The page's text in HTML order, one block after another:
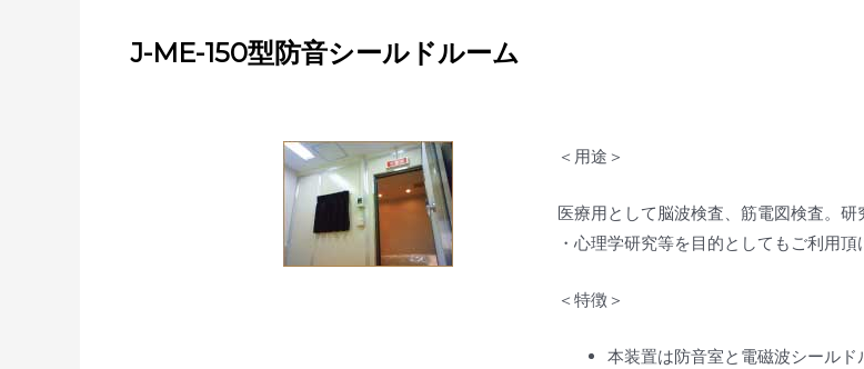
J-ME-150型防音シールドルーム
＜用途＞
医療用として脳波検査、筋電図検査。研
・心理学研究等を目的としてもご利用頂
＜特徴＞
本装置は防音室と電磁波シールド